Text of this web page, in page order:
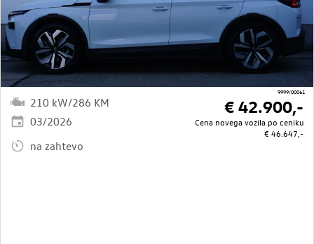
9999/00061
210 kW/286 KM
03/2026
na zahtevo
€ 42.900,-
Cena novega vozila po ceniku
€ 46.647,-